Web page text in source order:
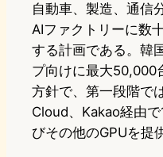
自動車、製造、通信
AIファクトリーに数
する計画である。韓
プ向けに最大50,000
方針で、第一段階で
Cloud、Kakao経由
びその他のGPUを提